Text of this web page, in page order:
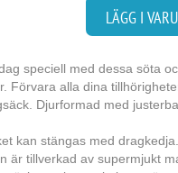
LÄGG I
speciell med dessa söta
Förvara alla dina
Djurformad med
kan stängas med
är tillverkad av supermjukt